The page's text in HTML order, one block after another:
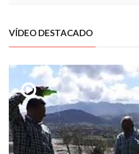
VÍDEO DESTACADO